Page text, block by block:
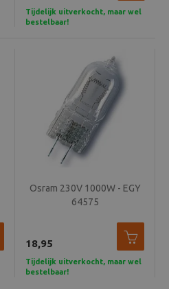
Tijdelijk uitverkocht, maar wel
bestelbaar!
Osram 230V 1000W - EGY
64575
18,95
Tijdelijk uitverkocht, maar wel
bestelbaar!